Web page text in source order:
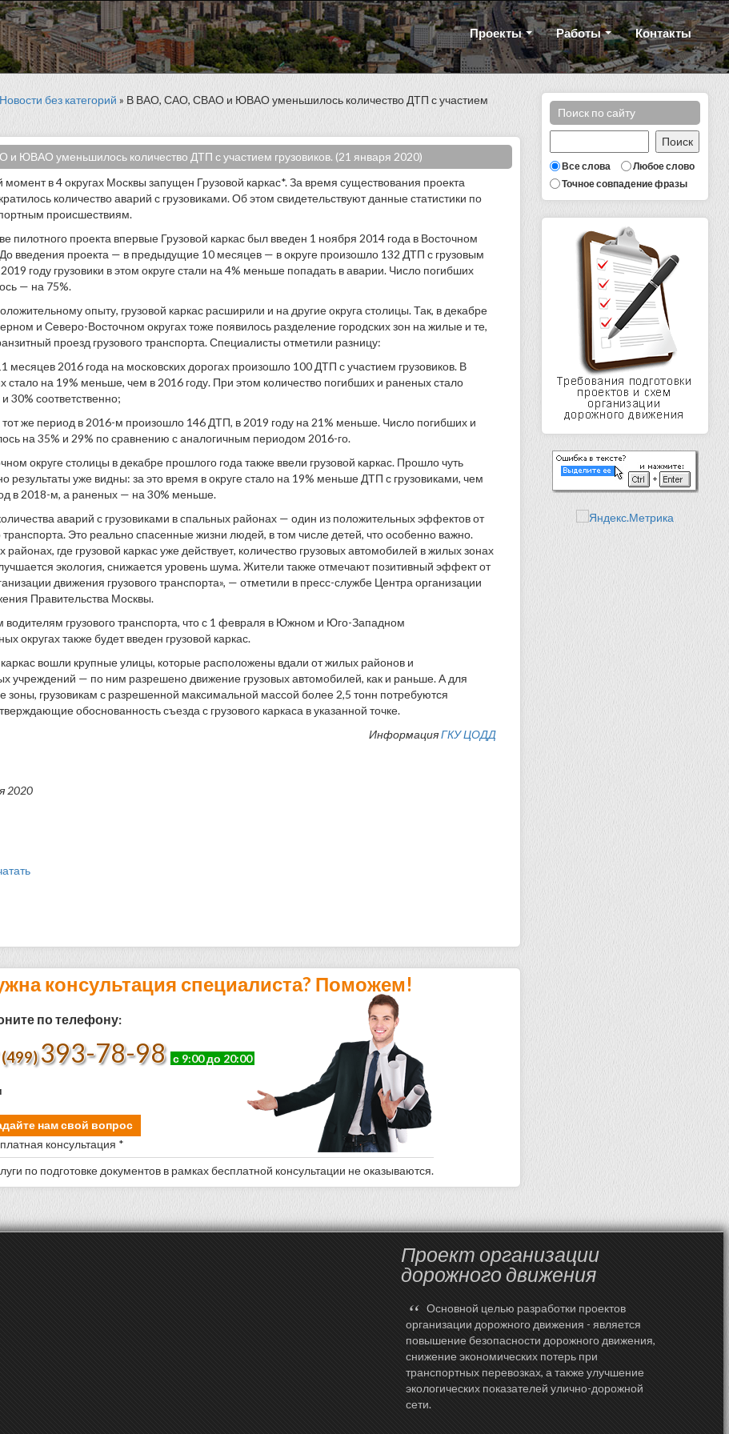
Проекты Работы Контакты
Поиск по сайту
Все слова
Любое слово
Точное совпадение фразы
Новости без категорий » В ВАО, САО, СВАО и ЮВАО уменьшилось количество ДТП с участием
ЮВАО уменьшилось количество ДТП с участием грузовиков. (21 января 2020)
в 4 округах Москвы запущен Грузовой каркас*. За время существования проекта
количество аварий с грузовиками. Об этом свидетельствуют данные статистики по
происшествиям.
пилотного проекта впервые Грузовой каркас был введен 1 ноября 2014 года в Восточном
введения проекта — в предыдущие 10 месяцев — в округе произошло 132 ДТП с грузовым
году грузовики в этом округе стали на 4% меньше попадать в аварии. Число погибших
— на 75%.
опыту, грузовой каркас расширили и на другие округа столицы. Так, в декабре
и Северо-Восточном округах тоже появилось разделение городских зон на жилые и те,
проезд грузового транспорта. Специалисты отметили разницу:
месяцев 2016 года на московских дорогах произошло 100 ДТП с участием грузовиков. В
стало на 19% меньше, чем в 2016 году. При этом количество погибших и раненых стало
30% соответственно;
же период в 2016-м произошло 146 ДТП, в 2019 году на 21% меньше. Число погибших и
на 35% и 29% по сравнению с аналогичным периодом 2016-го.
округе столицы в декабре прошлого года также ввели грузовой каркас. Прошло чуть
результаты уже видны: за это время в округе стало на 19% меньше ДТП с грузовиками, чем
в 2018-м, а раненых — на 30% меньше.
аварий с грузовиками в спальных районах — один из положительных эффектов от
транспорта. Это реально спасенные жизни людей, в том числе детей, что особенно важно.
районах, где грузовой каркас уже действует, количество грузовых автомобилей в жилых зонах
экология, снижается уровень шума. Жители также отмечают позитивный эффект от
движения грузового транспорта», — отметили в пресс-службе Центра организации
Правительства Москвы.
грузового транспорта, что с 1 февраля в Южном и Юго-Западном
округах также будет введен грузовой каркас.
каркас вошли крупные улицы, которые расположены вдали от жилых районов и
учреждений — по ним разрешено движение грузовых автомобилей, как и раньше. А для
зоны, грузовикам с разрешенной максимальной массой более 2,5 тонн потребуются
обоснованность съезда с грузового каркаса в указанной точке.
ИнформацияГКУ ЦОДД
2020
консультация специалиста? Поможем!
по телефону:
393-78-98 с 9:00 до 20:00
нам свой вопрос
консультация *
по подготовке документов в рамках бесплатной консультации не оказываются.
Проект организации
дорожного движения
“ Основной целью разработки проектов
организации дорожного движения - является
повышение безопасности дорожного движения,
снижение экономических потерь при
транспортных перевозках, а также улучшение
экологических показателей улично-дорожной
сети.